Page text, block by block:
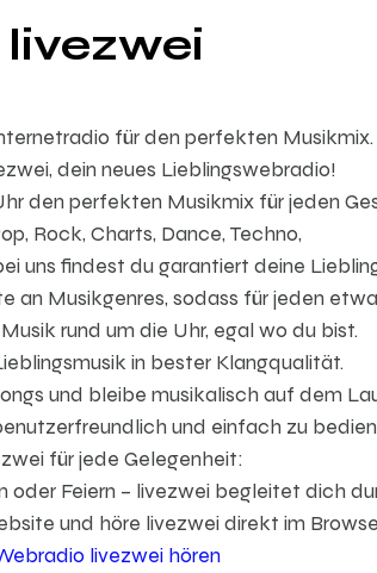
livezwei
für den perfekten Musikmix.
dein neues Lieblingswebradio!
den perfekten Musikmix für jeden
Rock, Charts, Dance, Techno,
uns findest du garantiert deine
an Musikgenres, sodass für jeden
rund um die Uhr, egal wo du bist.
in bester Klangqualität.
und bleibe musikalisch auf dem
und einfach zu
für jede Gelegenheit:
oder Feiern – livezwei begleitet dich
und höre livezwei direkt im
livezwei hören